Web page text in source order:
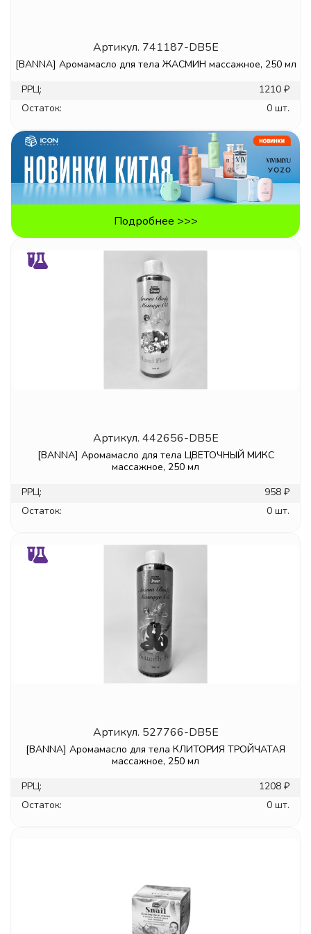
Артикул. 741187-DB5E
[BANNA] Аромамасло для тела ЖАСМИН массажное, 250 мл
РРЦ:
1210 ₽
Остаток:
0 шт.
Подробнее >>>
Артикул. 442656-DB5E
[BANNA] Аромамасло для тела ЦВЕТОЧНЫЙ МИКС
массажное, 250 мл
РРЦ:
958 ₽
Остаток:
0 шт.
Артикул. 527766-DB5E
[BANNA] Аромамасло для тела КЛИТОРИЯ ТРОЙЧАТАЯ
массажное, 250 мл
РРЦ:
1208 ₽
Остаток:
0 шт.